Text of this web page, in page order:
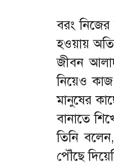
বরং
হওয়ায়
জীবন
নিয়েও কাজ
মানুষের
বানাতে
তিনি
পৌঁছে